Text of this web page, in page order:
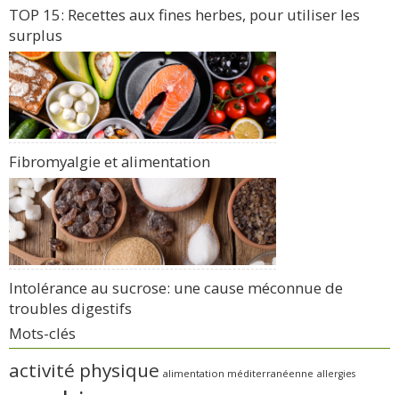
TOP 15: Recettes aux fines herbes, pour utiliser les
surplus
Fibromyalgie et alimentation
Intolérance au sucrose: une cause méconnue de
troubles digestifs
Mots-clés
activité physique alimentation méditerranéenne allergies